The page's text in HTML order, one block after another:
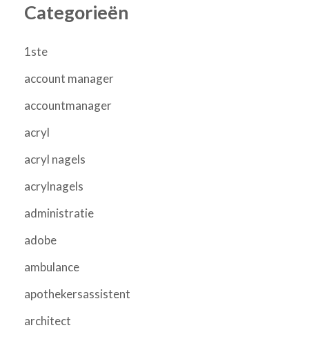
Categorieën
1ste
account manager
accountmanager
acryl
acryl nagels
acrylnagels
administratie
adobe
ambulance
apothekersassistent
architect